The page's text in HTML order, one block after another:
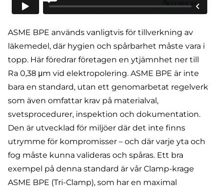
ASME BPE används vanligtvis för tillverkning av
läkemedel, där hygien och spårbarhet måste vara i
topp. Här föredrar företagen en ytjämnhet ner till
Ra 0,38 μm vid elektropolering. ASME BPE är inte
bara en standard, utan ett genomarbetat regelverk
som även omfattar krav på materialval,
svetsprocedurer, inspektion och dokumentation.
Den är utvecklad för miljöer där det inte finns
utrymme för kompromisser – och där varje yta och
fog måste kunna valideras och spåras. Ett bra
exempel på denna standard är vår Clamp-krage
ASME BPE (Tri-Clamp), som har en maximal